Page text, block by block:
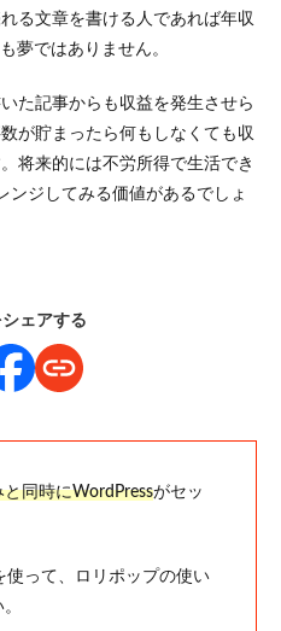
る文章を書ける人であれば年収
夢ではありません。
た記事からも収益を発生させら
が貯まったら何もしなくても収
将来的には不労所得で生活でき
ンジしてみる価値があるでしょ
ェアする
と同時にWordPressがセッ
使って、ロリポップの使い